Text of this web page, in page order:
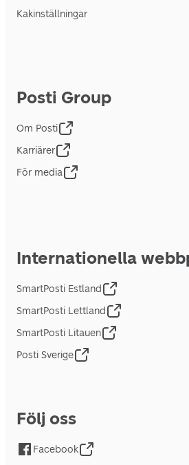
Kakinställningar
Posti Group
Om Posti
Karriärer
För media
Internationella
SmartPosti Estland
SmartPosti Lettland
SmartPosti Litauen
Posti Sverige
Följ oss
Facebook